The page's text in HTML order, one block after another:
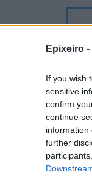
Epixeiro -
If you wish
sensitive
confirm
continue
information
further